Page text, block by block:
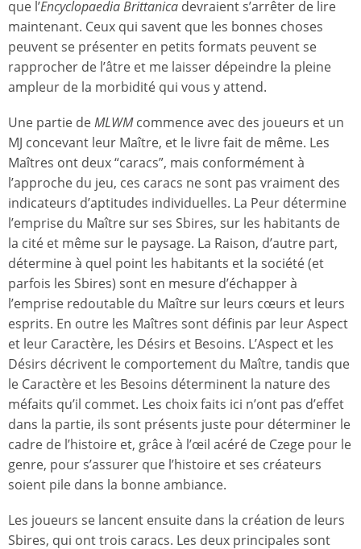
que l’Encyclopaedia Brittanica devraient s’arrêter de lire
maintenant. Ceux qui savent que les bonnes choses
peuvent se présenter en petits formats peuvent se
rapprocher de l’âtre et me laisser dépeindre la pleine
ampleur de la morbidité qui vous y attend.
Une partie deMLWMcommence avec des joueurs et un
MJ concevant leur Maître, et le livre fait de même. Les
Maîtres ont deux “caracs”, mais conformément à
l’approche du jeu, ces caracs ne sont pas vraiment des
indicateurs d’aptitudes individuelles. La Peur détermine
l’emprise du Maître sur ses Sbires, sur les habitants de
la cité et même sur le paysage. La Raison, d’autre part,
détermine à quel point les habitants et la société (et
parfois les Sbires) sont en mesure d’échapper à
l’emprise redoutable du Maître sur leurs cœurs et leurs
esprits. En outre les Maîtres sont définis par leur Aspect
et leur Caractère, les Désirs et Besoins. L’Aspect et les
Désirs décrivent le comportement du Maître, tandis que
le Caractère et les Besoins déterminent la nature des
méfaits qu’il commet. Les choix faits ici n’ont pas d’effet
dans la partie, ils sont présents juste pour déterminer le
cadre de l’histoire et, grâce à l’œil acéré de Czege pour le
genre, pour s’assurer que l’histoire et ses créateurs
soient pile dans la bonne ambiance.
Les joueurs se lancent ensuite dans la création de leurs
Sbires, qui ont trois caracs. Les deux principales sont